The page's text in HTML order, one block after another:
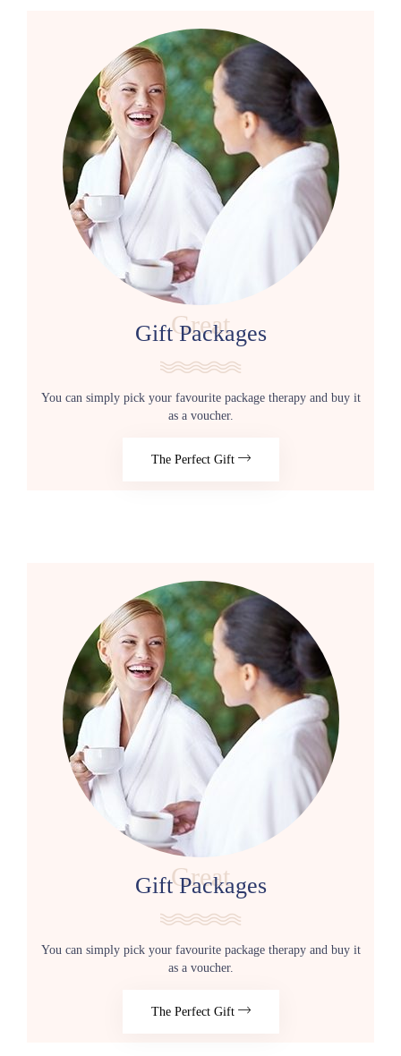
Great
Gift Packages
You can simply pick your favourite package therapy and buy it
as a voucher.
The Perfect Gift
Great
Gift Packages
You can simply pick your favourite package therapy and buy it
as a voucher.
The Perfect Gift